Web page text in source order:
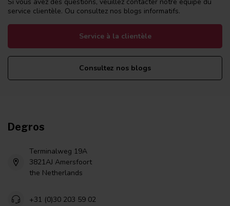
service clientèle. Ou consultez nos blogs informatifs.
Service à la clientèle
Consultez nos blogs
Degros
Terminalweg 19A
3821AJ Amersfoort
the Netherlands
+31 (0)30 203 59 02